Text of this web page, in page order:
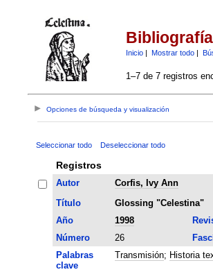
Inicio| Mostrar todo|
1–7 de 7 registros
Opciones de búsqueda y visualización
Seleccionar todo Deseleccionar todo
Registros
Autor
Corfis, Ivy Ann
Título
Glossing "Celestina"
Año
1998
Número
26
Palabras
clave
Transmisión; Historia